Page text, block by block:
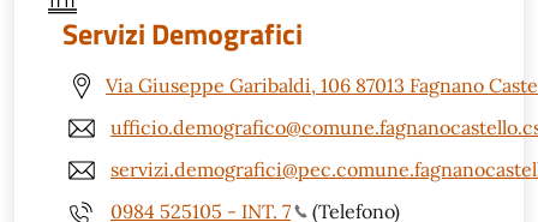
Servizi Demografici
Via Giuseppe Garibaldi, 106 87013 Fagnano
0984 525105 - INT. 7
(Telefono)